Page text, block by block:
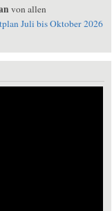
von allen
Juli bis Oktober 2026